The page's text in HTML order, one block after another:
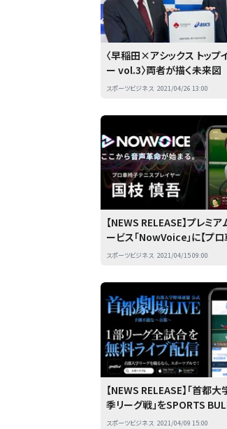
〈早稲田×アシックス トップ
ー vol.3〉両者が描く未来図
スポーツビジネス 2021/04/26 13:00
【NEWS RELEASE】プレミ
ービス「NowVoice」に【プ
ニスプレイヤー・国枝慎吾氏】
スポーツビジネス 2021/04/15 09:00
【NEWS RELEASE】「首都
季リーグ戦」をSPORTS
ライブ配信
スポーツビジネス 2021/04/09 15:00